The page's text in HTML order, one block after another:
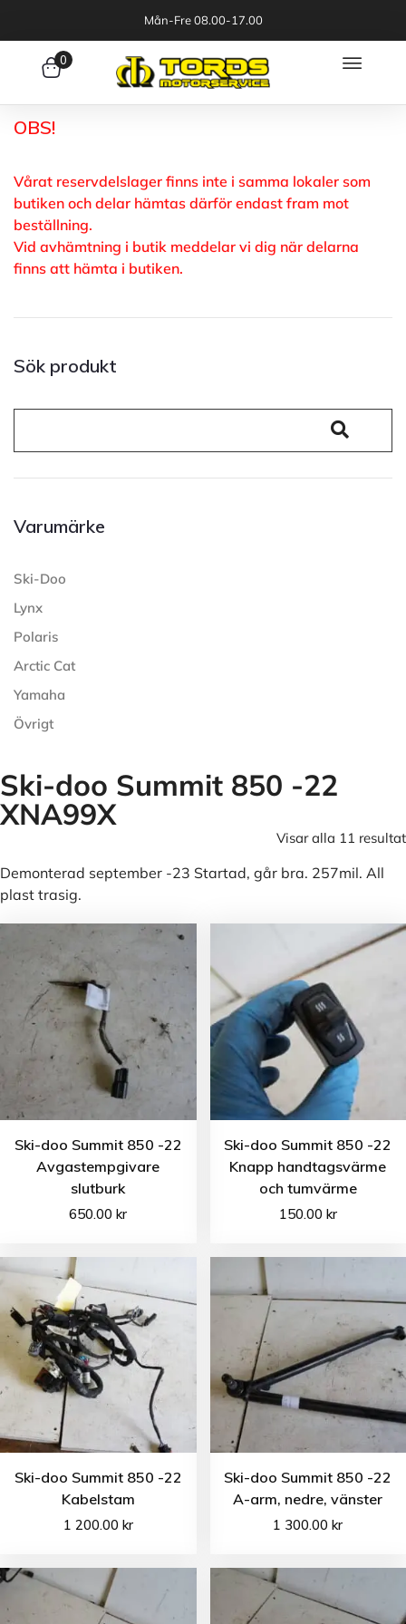
Mån-Fre 08.00-17.00
0
OBS!
Vårat reservdelslager finns inte i samma lokaler som
butiken och delar hämtas därför endast fram mot
beställning.
Vid avhämtning i butik meddelar vi dig när delarna
finns att hämta i butiken.
Sök produkt
Varumärke
Ski-Doo
Lynx
Polaris
Arctic Cat
Yamaha
Övrigt
Ski-doo Summit 850 -22
XNA99X
Visar alla 11 resultat
Demonterad september -23 Startad, går bra. 257mil. All
plast trasig.
Ski-doo Summit 850 -22
Avgastempgivare
slutburk
650.00kr
Ski-doo Summit 850 -22
Knapp handtagsvärme
och tumvärme
150.00 kr
Ski-doo Summit 850 -22
Kabelstam
1 200.00 kr
Ski-doo Summit 850 -22
A-arm, nedre, vänster
1 300.00kr